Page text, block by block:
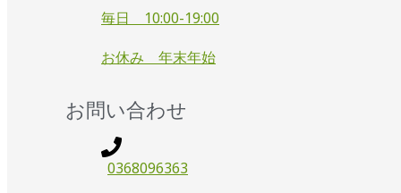
毎日 10:00-19:00
お休み 年末年始
お問い合わせ
0368096363